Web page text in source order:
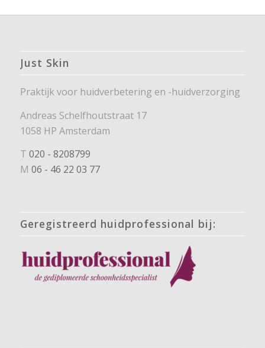
Just Skin
Praktijk voor huidverbetering en -huidverzorging
Andreas Schelfhoutstraat 17
1058 HP Amsterdam
T 020 - 8208799
M 06 - 46 22 03 77
Geregistreerd huidprofessional bij: